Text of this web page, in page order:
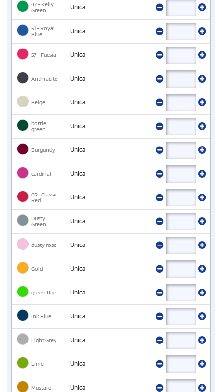
47 - Kelly
Green
Unica
51 - Royal
Blue
Unica
57 - Fucsia Unica
Anthracite Unica
Beige Unica
bottle
green
Unica
Burgundy Unica
cardinal Unica
CR- Classic
Red
Unica
Dusty
Green
Unica
dusty rose Unica
Gold Unica
green fluo Unica
Ink Blue Unica
Light Grey Unica
Lime Unica
Mustard Unica